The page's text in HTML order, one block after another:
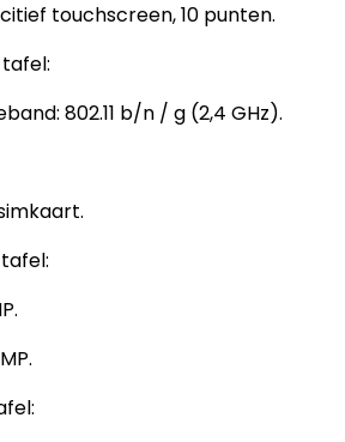
touchscreen, 10 punten.
802.11 b/n / g (2,4 GHz).